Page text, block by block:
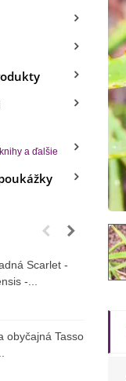
a ďalšie
Scarlet -
-...
obyčajná Tasso